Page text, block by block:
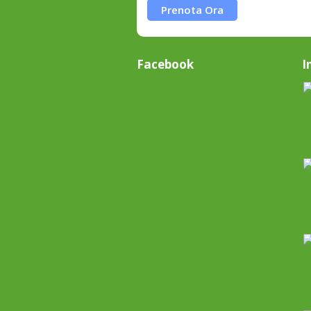
Prenota Ora
Facebook